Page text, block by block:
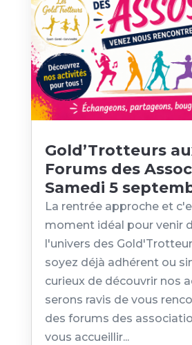
Gold’Trotteurs
Forums des
Samedi 5
La rentrée approche et
moment idéal pour venir
l'univers des
soyez déjà adhérent ou
curieux de découvrir nos
serons ravis de vous
des forums des
vous accueillir...